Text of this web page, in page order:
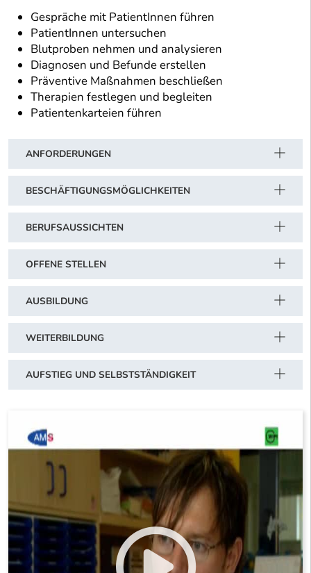
Gespräche mit PatientInnen führen
PatientInnen untersuchen
Blutproben nehmen und analysieren
Diagnosen und Befunde erstellen
Präventive Maßnahmen beschließen
Therapien festlegen und begleiten
Patientenkarteien führen
ANFORDERUNGEN
BESCHÄFTIGUNGSMÖGLICHKEITEN
BERUFSAUSSICHTEN
OFFENE STELLEN
AUSBILDUNG
WEITERBILDUNG
AUFSTIEG UND SELBSTSTÄNDIGKEIT